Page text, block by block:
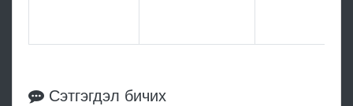
Сэтгэгдэл бичих